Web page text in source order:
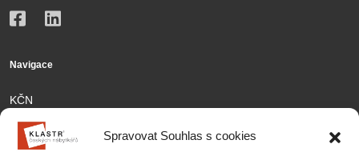
Spravovat Souhlas s cookies
Navigace
KČN
Členové